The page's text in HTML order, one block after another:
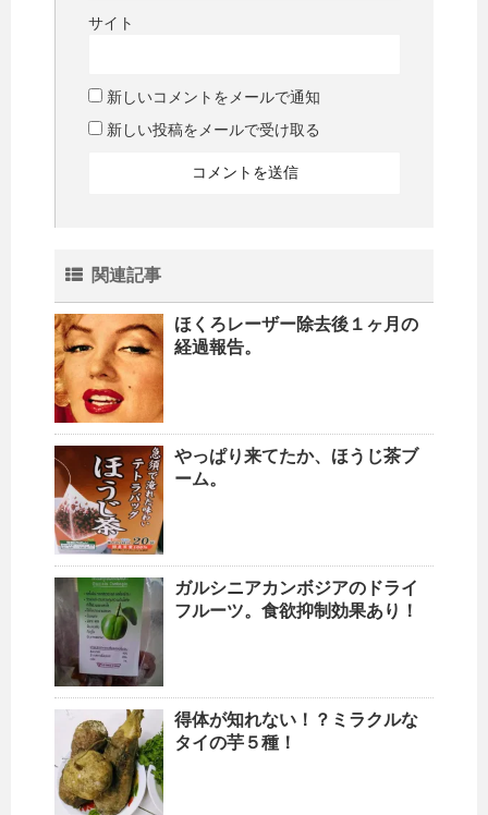
サイト
新しいコメントをメールで通知
新しい投稿をメールで受け取る
関連記事
ほくろレーザー除去後１ヶ月の
経過報告。
やっぱり来てたか、ほうじ茶ブ
ーム。
ガルシニアカンボジアのドライ
フルーツ。食欲抑制効果あり！
得体が知れない！？ミラクルな
タイの芋５種！